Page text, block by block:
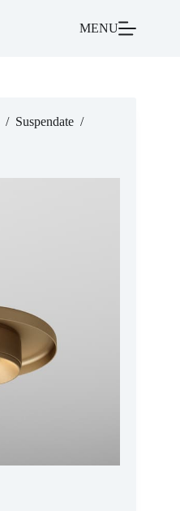
MENU
/ Suspendate /